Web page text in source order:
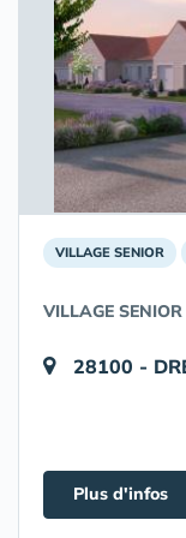
VILLAGE SENIOR
VILLAGE
28100 -
Plus d'infos